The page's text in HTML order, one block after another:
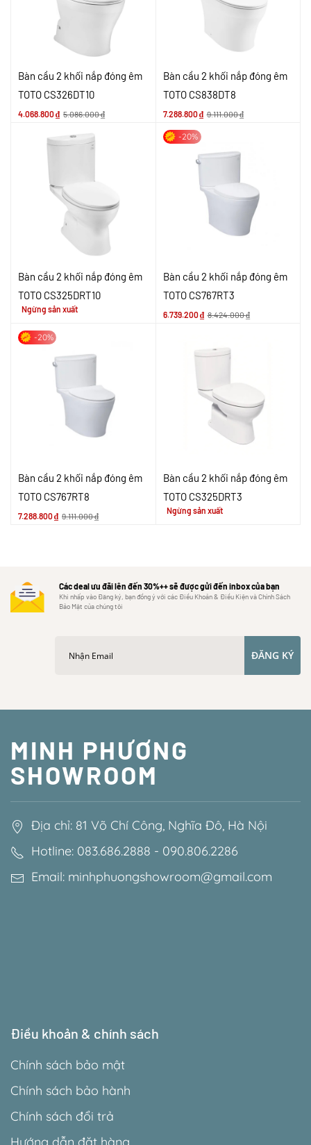
Bàn cầu 2 khối nắp đóng êm
TOTO CS326DT10
4.068.800₫ 5.086.000₫
Bàn cầu 2 khối nắp đóng êm
TOTO CS838DT8
7.288.800₫ 9.111.000₫
Bàn cầu 2 khối nắp đóng êm
TOTO CS325DRT10
Ngừng sản xuất
-20%
Bàn cầu 2 khối nắp đóng êm
TOTO CS767RT3
6.739.200₫ 8.424.000₫
-20%
Bàn cầu 2 khối nắp đóng êm
TOTO CS767RT8
7.288.800₫ 9.111.000₫
Bàn cầu 2 khối nắp đóng êm
TOTO CS325DRT3
Ngừng sản xuất
Các deal ưu đãi lên đến 30%++ sẽ được gửi đến inbox của bạn
Khi nhấp vào Đăng ký, bạn đồng ý với các Điều Khoản & Điều Kiện và Chính Sách
Bảo Mật của chúng tôi
ĐĂNG KÝ
MINH PHƯƠNG
SHOWROOM
Địa chỉ: 81 Võ Chí Công, Nghĩa Đô, Hà Nội
Hotline: 083.686.2888 - 090.806.2286
Email: minhphuongshowroom@gmail.com
Điều khoản & chính sách
Chính sách bảo mật
Chính sách bảo hành
Chính sách đổi trả